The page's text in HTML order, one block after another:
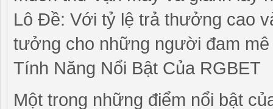
Lô Đề: Với tỷ lệ trả thưởng cao
tưởng cho những người đam mê
Tính Năng Nổi Bật Của RGBET
Một trong những điểm nổi bật